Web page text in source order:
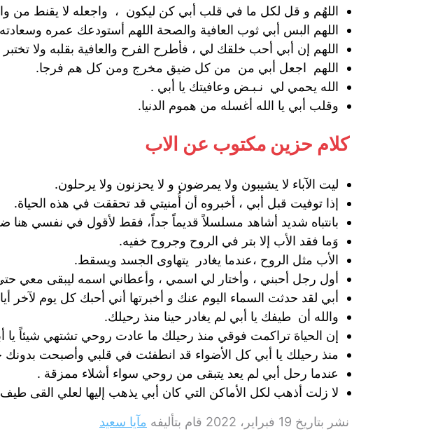
‏اللهُم و قل لكل ما في قلب أبي كن ليكون ، ‏ واجعله لا يقنط من
‏اللهم البس أبي ثوب العافية والصحة اللهم أستودعك عمره
‏اللهم إن أبي أحب خلقك لي ، فأطرح الفرح والعافية بقلبه ولا
اللهم اجعل أبي من من كل ضيق مخرج ومن كل هم فرجا.
الله يحمي لي نـبـض وعافيتك يا أبي .
وقلب أبي يا الله أغسله من هموم الدنيا.
كلام حزين مكتوب عن الاب
ليت الآباء لا يشيبون ولا يمرضون و لا يحزنون ولا يرحلون.
‏إذا توفيت قبل أبي ، أخبروه أن أُمنيتي قد تحققت في هذه الحياة.
‏بانتباه شديد أشاهد مسلسلاً قديماً جداً، فقط لأقول في نفسي هنا
وَما فقد الأب إلا بتر في الروح وجروح خفيه.
الأب مثل الروح ،عندما يغادر يتهاوى الجسد ويسقط.
أول رجل أحبني ، وأختار لي اسمي ، وأعطاني اسمه ليبقى معي
‏‏أبي لقد حدثت السماء اليوم عنك و أخبرتها أني أحبك كل يوم لآخر
والله أن طيفك يا أبي لم يغادر حينا منذ رحيلك.
إن الحياهَ تراكمت فوقي منذ رحيلك ما عادت روحي تشتهي شيئاً يا
منذ رحيلك يا أبي كل الأضواء قد انطفئت في قلبي وأصبحت بدونك
عندما رحل أبي لم يعد يتبقى من روحي سواء أشلاء ممزقة .
لا زلت أذهب لكل الأماكن التي كان أبي يذهب إليها لعلي القى
نشر بتاريخ 19 فبراير، 2022 قام بتأليفه مآيا سعيد